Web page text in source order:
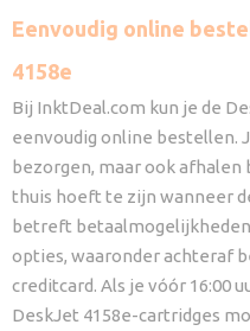
Eenvoudig online
4158e
Bij InktDeal.com kun je de
eenvoudig online bestellen.
bezorgen, maar ook
thuis hoeft te zijn wanneer
betreft
opties, waaronder achteraf
creditcard. Als je vóór 16:00
DeskJet 4158e-cartridges